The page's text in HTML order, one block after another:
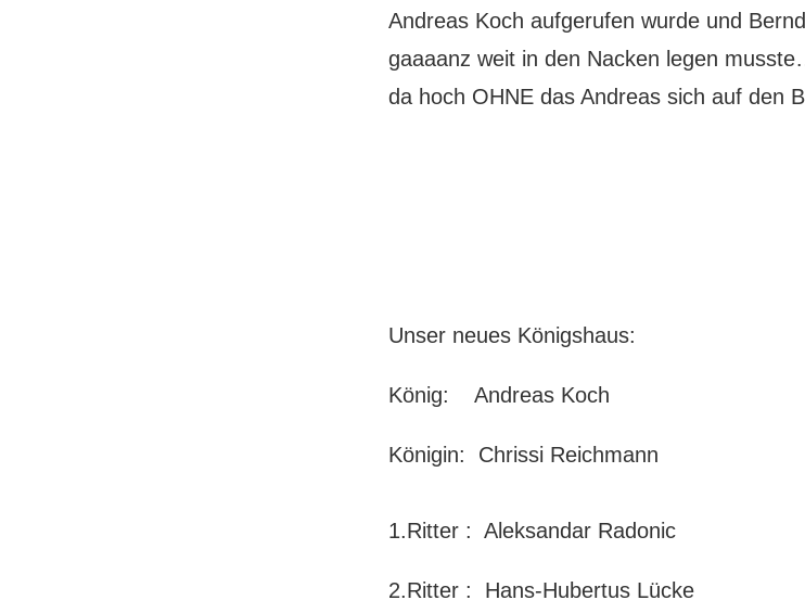
Andreas Koch aufgerufen wurde und
gaaaanz weit in den Nacken legen
da hoch OHNE das Andreas sich auf den
Unser neues Königshaus:
König: Andreas Koch
Königin: Chrissi Reichmann
1.Ritter : Aleksandar Radonic
2.Ritter : Hans-Hubertus Lücke